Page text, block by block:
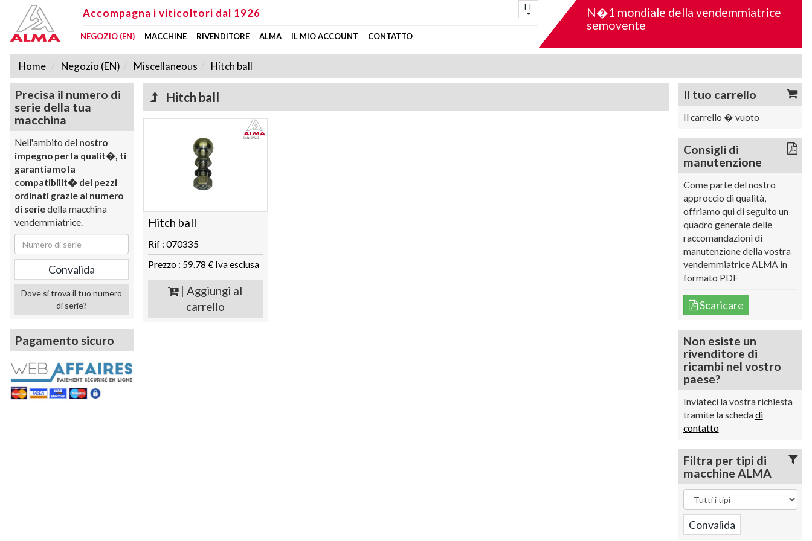
N�1 mondiale della vendemmiatrice
semovente
Accompagna i viticoltori dal 1926
IT
NEGOZIO (EN) MACCHINE RIVENDITORE ALMA IL MIO ACCOUNT CONTATTO
Home Negozio (EN) Miscellaneous Hitch ball
Precisa il numero di
serie della tua
macchina
Nell'ambito del nostro
impegno per la qualit�, ti
garantiamo la
compatibilit� dei pezzi
ordinati grazie al numero
di seriedella macchina
vendemmiatrice.
Dove si trova il tuo numero
di serie?
Pagamento sicuro
Hitch ball
Hitch ball
Rif : 070335
Prezzo : 59.78 € Iva esclusa
| Aggiungi al
carrello
Il tuo carrello
Il carrello � vuoto
Consigli di
manutenzione
Come parte del nostro
approccio di qualità,
offriamo qui di seguito un
quadro generale delle
raccomandazioni di
manutenzione della vostra
vendemmiatrice ALMA in
formato PDF
Scaricare
Non esiste un
rivenditore di
ricambi nel vostro
paese?
Inviateci la vostra richiesta
tramite la schedadi
contatto
Filtra per tipi di
macchine ALMA